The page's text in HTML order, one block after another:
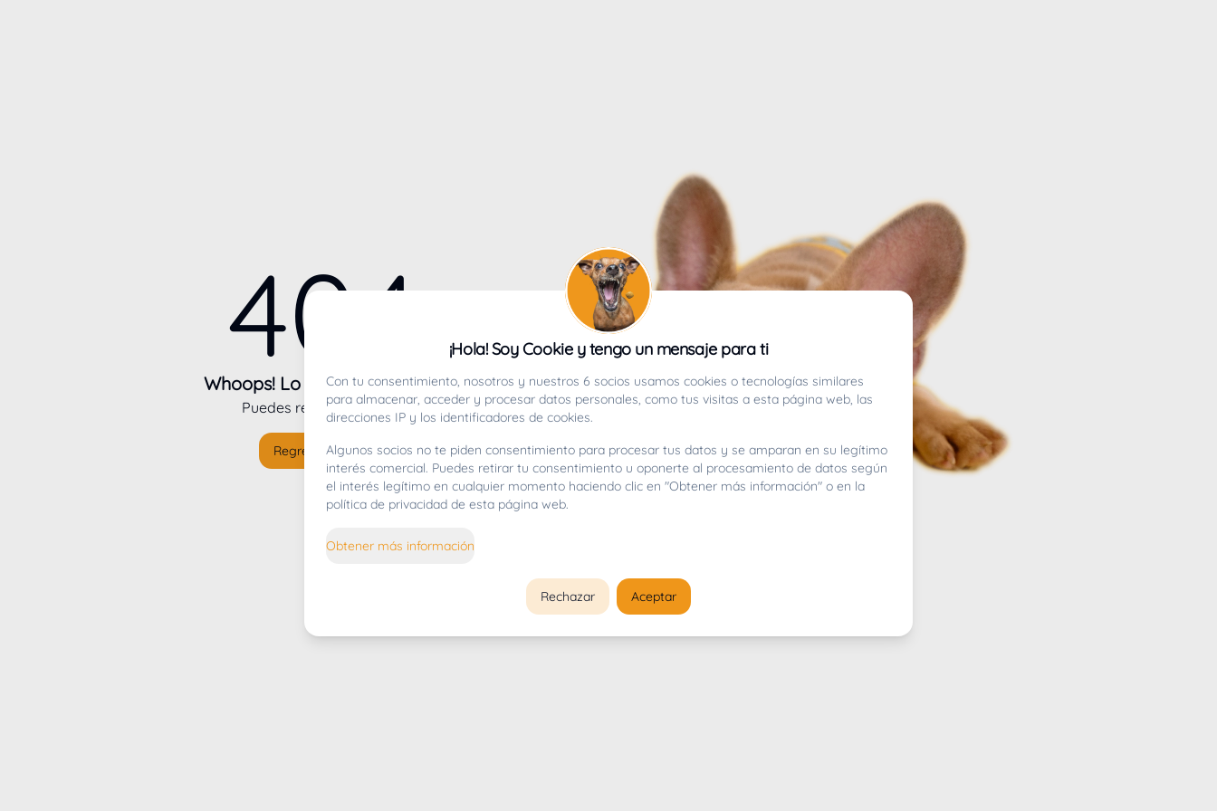
404
Whoops! Lo sentimos mucho.
Puedes regresar alinicio
Regresar al inicio
¡Hola! Soy Cookie y tengo un mensaje para ti
Con tu consentimiento, nosotros y nuestros 6 socios usamos cookies o tecnologías similares
para almacenar, acceder y procesar datos personales, como tus visitas a esta página web, las
direcciones IP y los identificadores de cookies.
Algunos socios no te piden consentimiento para procesar tus datos y se amparan en su legítimo
interés comercial. Puedes retirar tu consentimiento u oponerte al procesamiento de datos según
el interés legítimo en cualquier momento haciendo clic en "Obtener más información" o en la
política de privacidad de esta página web.
Obtener más información
Rechazar Aceptar